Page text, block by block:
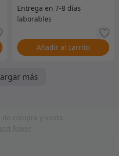
Añadir al carrito
más